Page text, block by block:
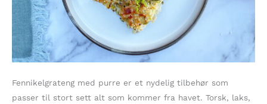
Fennikelgrateng med purre er et nydelig tilbehør som
passer til stort sett alt som kommer fra havet. Torsk, laks,